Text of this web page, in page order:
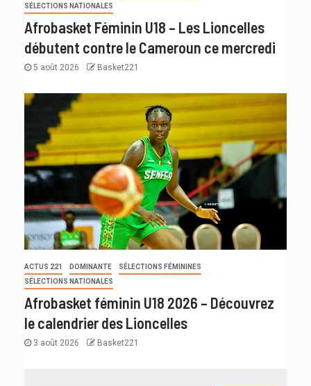
SÉLECTIONS NATIONALES
Afrobasket Féminin U18 – Les Lioncelles
débutent contre le Cameroun ce mercredi
5 août 2026 Basket221
ACTUS 221 DOMINANTE
SÉLECTIONS FÉMININES
SÉLECTIONS NATIONALES
Afrobasket féminin U18 2026 – Découvrez
le calendrier des Lioncelles
3 août 2026 Basket221